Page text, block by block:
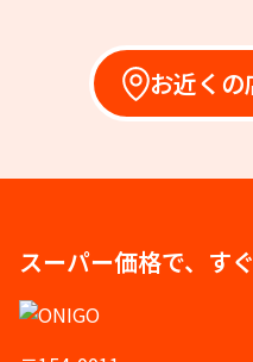
お近くの
スーパー価格で、す